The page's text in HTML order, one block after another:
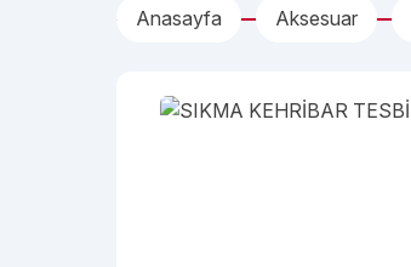
Anasayfa Aksesuar